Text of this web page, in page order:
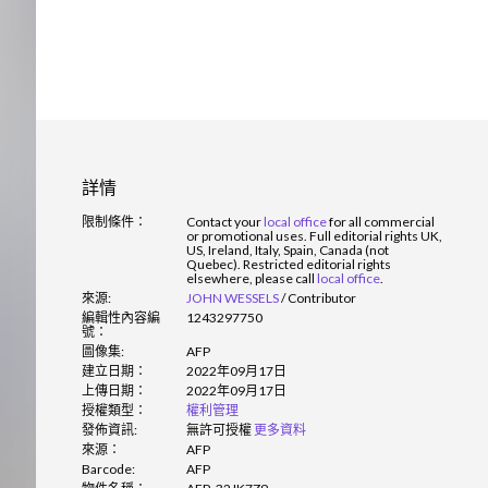
詳情
限制條件： Contact yourlocal officefor all commercial
or promotional uses. Full editorial rights UK,
US, Ireland, Italy, Spain, Canada (not
Quebec). Restricted editorial rights
elsewhere, please call local office.
來源:
JOHN WESSELS/Contributor
編輯性內容編
號：
1243297750
圖像集:
AFP
建立日期：
2022年09月17日
上傳日期：
2022年09月17日
授權類型：
權利管理
發佈資訊:
無許可授權更多資料
來源：
AFP
Barcode:
AFP